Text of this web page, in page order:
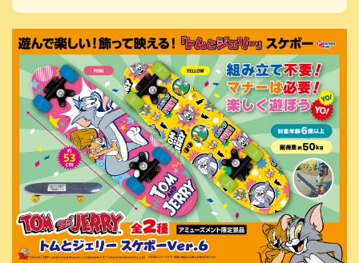
ーナッ
ツクラ
ブのプ
ライズ
商品の
Xはこ
ちら